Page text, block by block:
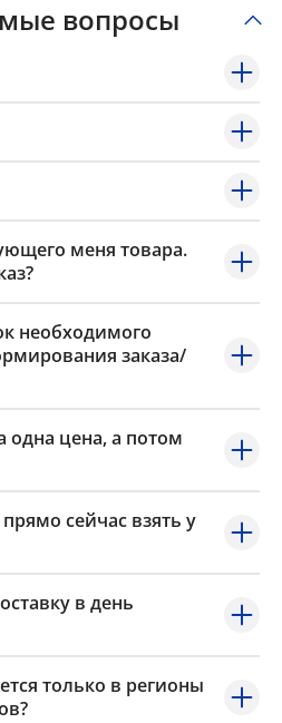
вопросы
меня товара.
необходимого
заказа/
одна цена, а потом
сейчас взять у
в день
только в регионы